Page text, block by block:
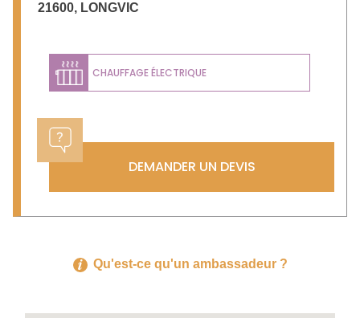
21600, LONGVIC
CHAUFFAGE ÉLECTRIQUE
DEMANDER UN DEVIS
Qu'est-ce qu'un ambassadeur ?